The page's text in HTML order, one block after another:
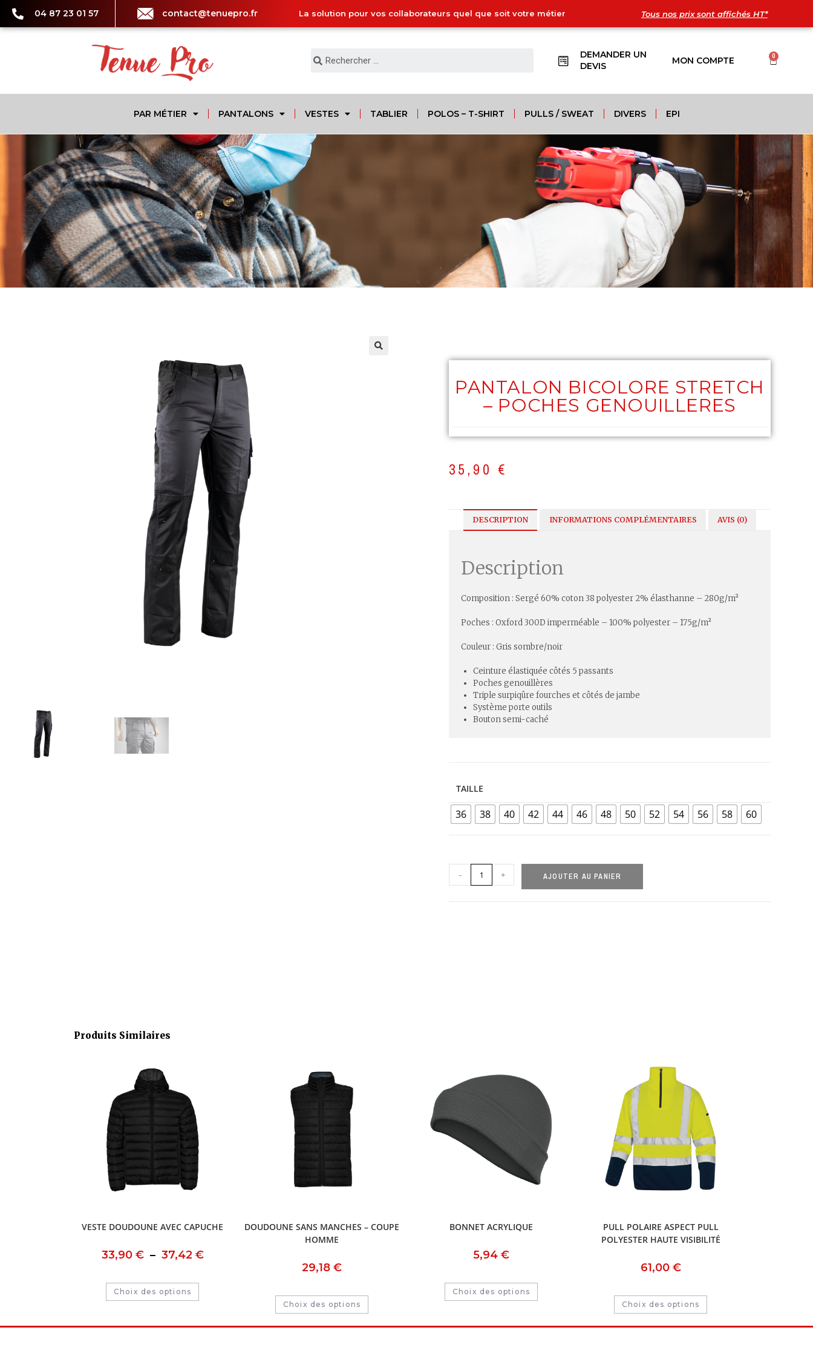
04 87 23 01 57 contact@tenuepro.fr La solution pour vos collaborateurs quel que soit votre métier Tous nos prix sont affichés HT*
DEMANDER UN
DEVIS
MON COMPTE 0
PAR MÉTIER PANTALONS VESTES TABLIER POLOS – T-SHIRT PULLS / SWEAT DIVERS EPI
PANTALON BICOLORE STRETCH
– POCHES GENOUILLERES
35,90 €
DESCRIPTION INFORMATIONS COMPLÉMENTAIRES AVIS (0)
Description
Composition : Sergé 60% coton 38 polyester 2% élasthanne – 280g/m²
Poches : Oxford 300D imperméable – 100% polyester – 175g/m²
Couleur : Gris sombre/noir
Ceinture élastiquée côtés 5 passants
Poches genouillères
Triple surpiqûre fourches et côtés de jambe
Système porte outils
Bouton semi-caché
TAILLE
36 38 40 42 44 46 48 50 52 54 56 58 60
- + AJOUTER AU PANIER
Produits Similaires
VESTE DOUDOUNE AVEC CAPUCHE
33,90 € – 37,42 €
Choix des options
DOUDOUNE SANS MANCHES – COUPE
HOMME
29,18 €
Choix des options
BONNET ACRYLIQUE
5,94 €
Choix des options
PULL POLAIRE ASPECT PULL
POLYESTER HAUTE VISIBILITÉ
61,00 €
Choix des options